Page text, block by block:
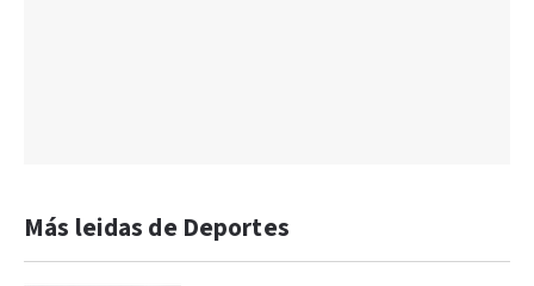
Más leidas de Deportes